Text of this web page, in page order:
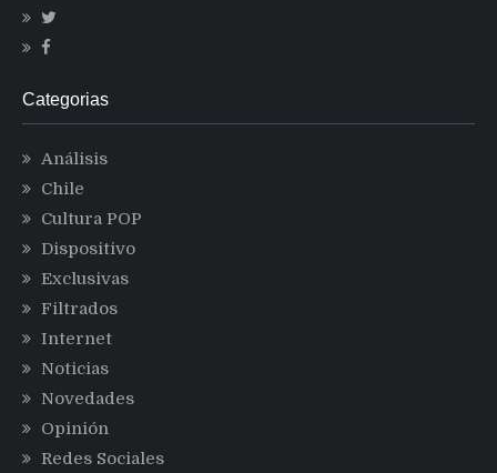
Categorias
Análisis
Chile
Cultura POP
Dispositivo
Exclusivas
Filtrados
Internet
Noticias
Novedades
Opinión
Redes Sociales